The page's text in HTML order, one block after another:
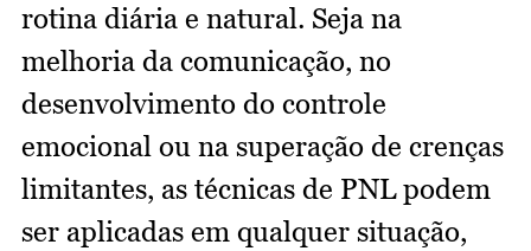
rotina diária e natural. Seja na
melhoria da comunicação, no
desenvolvimento do controle
emocional ou na superação de crenças
limitantes, as técnicas de PNL podem
ser aplicadas em qualquer situação,